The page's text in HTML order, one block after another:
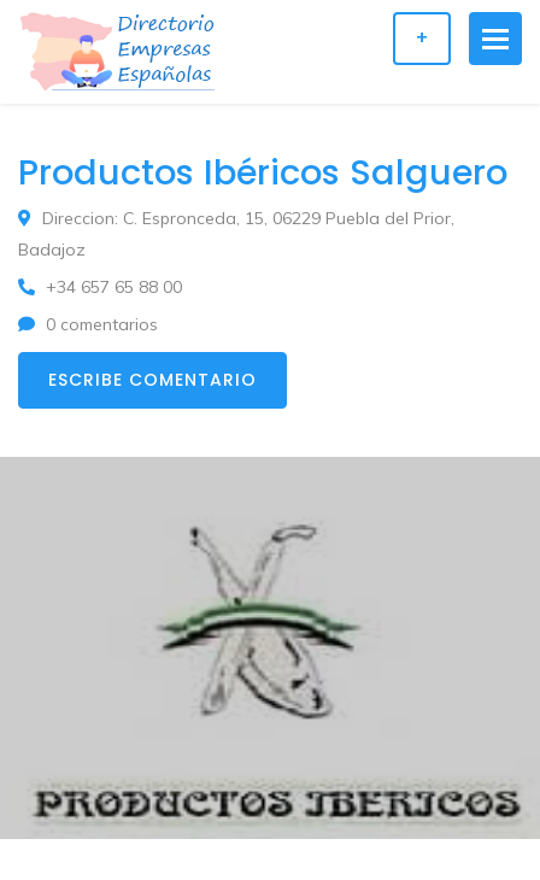
+
Productos Ibéricos Salguero
Direccion: C. Espronceda, 15, 06229 Puebla del Prior,
Badajoz
+34 657 65 88 00
0 comentarios
ESCRIBE COMENTARIO